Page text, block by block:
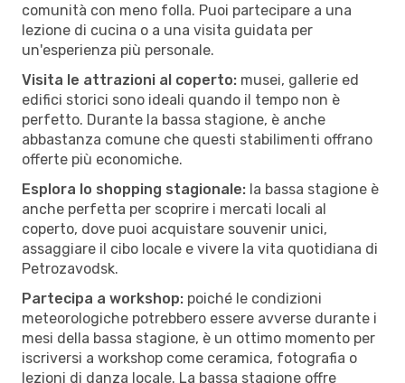
comunità con meno folla. Puoi partecipare a una
lezione di cucina o a una visita guidata per
un'esperienza più personale.
Visita le attrazioni al coperto: musei, gallerie ed
edifici storici sono ideali quando il tempo non è
perfetto. Durante la bassa stagione, è anche
abbastanza comune che questi stabilimenti offrano
offerte più economiche.
Esplora lo shopping stagionale: la bassa stagione è
anche perfetta per scoprire i mercati locali al
coperto, dove puoi acquistare souvenir unici,
assaggiare il cibo locale e vivere la vita quotidiana di
Petrozavodsk.
Partecipa a workshop: poiché le condizioni
meteorologiche potrebbero essere avverse durante i
mesi della bassa stagione, è un ottimo momento per
iscriversi a workshop come ceramica, fotografia o
lezioni di danza locale. La bassa stagione offre